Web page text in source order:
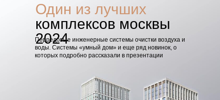
Один из лучших
комплексов москвы
2024
Перредовые инженерные системы очистки воздуха и
воды. Системы «умный дом» и еще ряд новинок, о
которых подробно рассказали в презентации